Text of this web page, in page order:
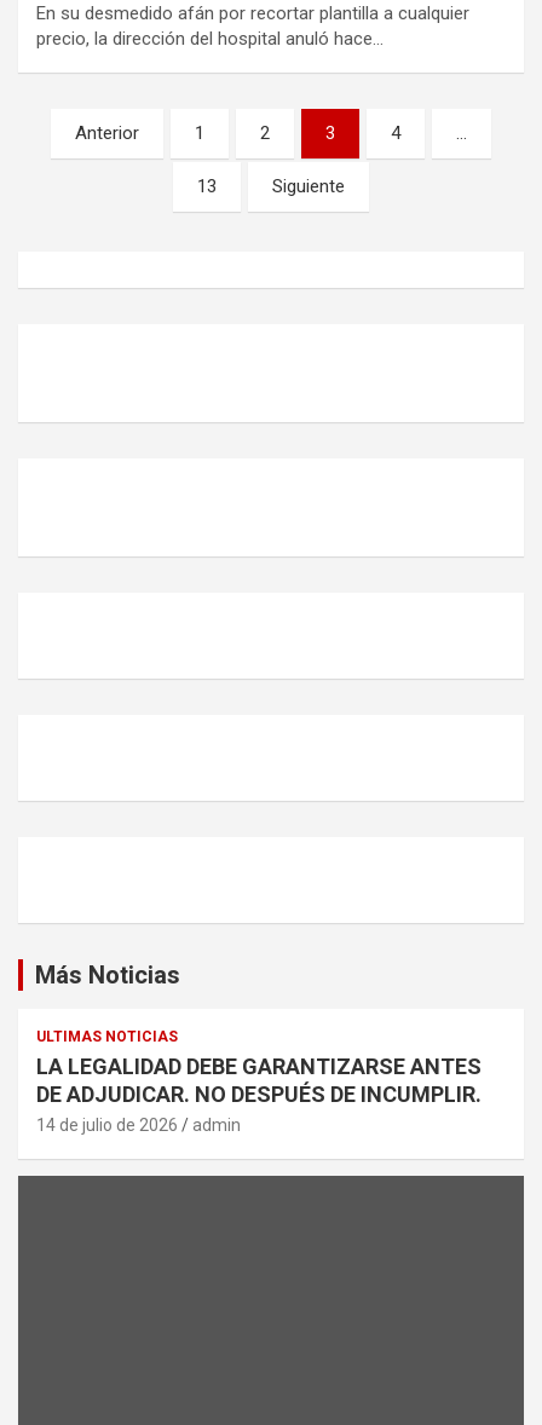
En su desmedido afán por recortar plantilla a cualquier
precio, la dirección del hospital anuló hace…
Paginación
de
Anterior 1 2 3 4 …
13 Siguiente
Más Noticias
ULTIMAS NOTICIAS
LA LEGALIDAD DEBE GARANTIZARSE ANTES
DE ADJUDICAR. NO DESPUÉS DE INCUMPLIR.
14 de julio de 2026 admin